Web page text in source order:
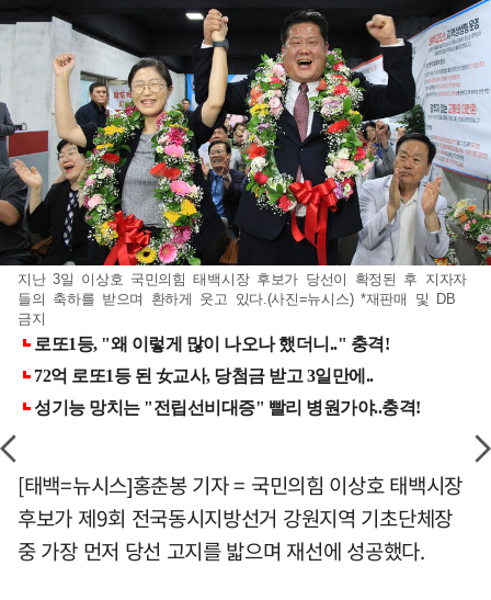
지난 3일 이상호 국민의힘 태백시장 후보가 당선이 확정된 후 지자자
들의 축하를 받으며 환하게 웃고 있다.(사진=뉴시스) *재판매 및 DB
금지
[태백=뉴시스]홍춘봉 기자 = 국민의힘 이상호 태백시장
후보가 제9회 전국동시지방선거 강원지역 기초단체장
중 가장 먼저 당선 고지를 밟으며 재선에 성공했다.